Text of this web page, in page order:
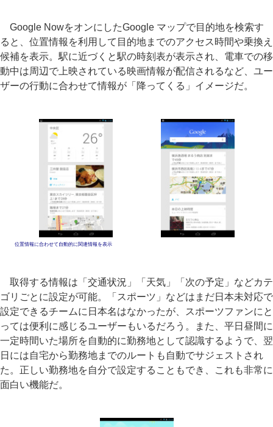
Google NowをオンにしたGoogle マップで目的地を検索す
ると、位置情報を利用して目的地までのアクセス時間や乗換え
候補を表示。駅に近づくと駅の時刻表が表示され、電車での移
動中は周辺で上映されている映画情報が配信されるなど、ユー
ザーの行動に合わせて情報が「降ってくる」イメージだ。
位置情報に合わせて自動的に関連情報を表示
取得する情報は「交通状況」「天気」「次の予定」などカテ
ゴリごとに設定が可能。「スポーツ」などはまだ日本未対応で
設定できるチームに日本名はなかったが、スポーツファンにと
っては便利に感じるユーザーもいるだろう。また、平日昼間に
一定時間いた場所を自動的に勤務地として認識するようで、翌
日には自宅から勤務地までのルートも自動でサジェストされ
た。正しい勤務地を自分で設定することもでき、これも非常に
面白い機能だ。